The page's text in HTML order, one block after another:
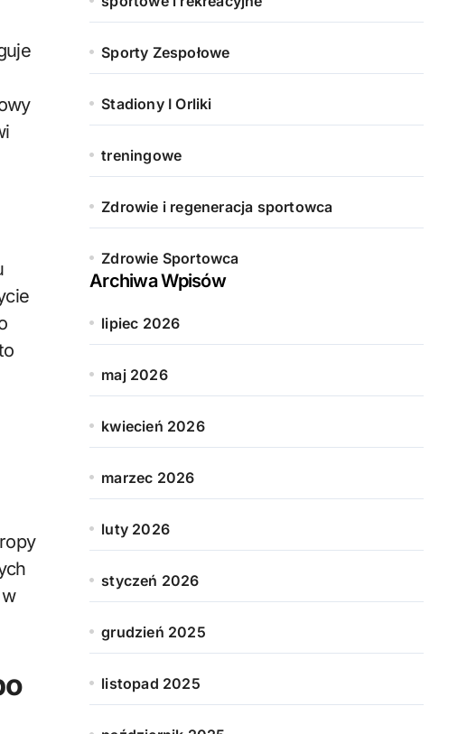
Sporty Zespołowe
Stadiony I Orliki
treningowe
Zdrowie i regeneracja sportowca
Zdrowie Sportowca
Archiwa Wpisów
lipiec 2026
maj 2026
kwiecień 2026
marzec 2026
luty 2026
styczeń 2026
grudzień 2025
listopad 2025